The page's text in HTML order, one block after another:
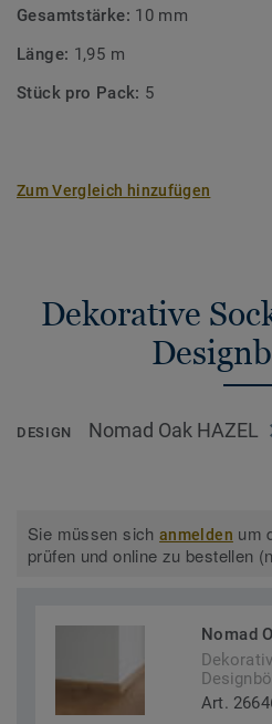
Gesamtstärke: 10 mm
Länge: 1,95 m
Stück pro Pack: 5
Zum Vergleich hinzufügen
Dekorative
DESIGN Nomad Oak HAZEL
Sie müssen sichanmelden um
prüfen und online zu bestellen
Nomad
Art.